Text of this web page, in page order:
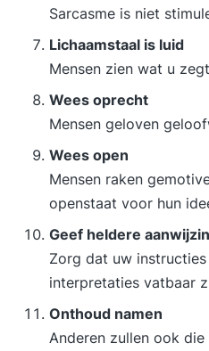
Sarcasme is niet
Lichaamstaal is luid
Mensen zien wat u
Wees oprecht
Mensen geloven
Wees open
Mensen raken
openstaat voor hun
Geef heldere
Zorg dat uw
interpretaties vatbaar
Onthoud namen
Anderen zullen ook